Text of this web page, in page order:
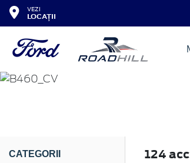
VEZI
LOCAȚII
TRANSIT
CATEGORII
124